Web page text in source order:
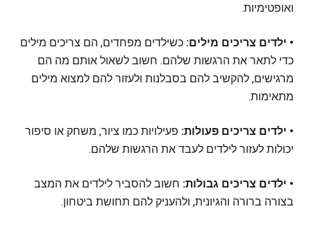
ואופטימיות.
• ילדים צריכים מילים: כשילדים מפחדים, הם צריכים מילים
כדי לתאר את הרגשות שלהם. חשוב לשאול אותם מה הם
מרגישים, להקשיב להם בסבלנות ולעזור להם למצוא מילים
מתאימות.
• ילדים צריכים פעולות: פעילויות כמו ציור, משחק או סיפור
יכולות לעזור לילדים לעבד את הרגשות שלהם.
• ילדים צריכים גבולות: חשוב להסביר לילדים את המצב
בצורה ברורה והגיונית, ולהעניק להם תחושת ביטחון.